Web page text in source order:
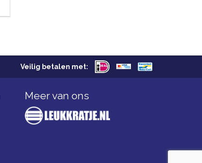
Veilig betalen met:
Meer van ons